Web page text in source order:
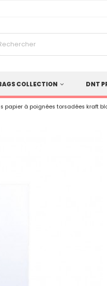
COLLECTION DNT
papier à poignées torsadées kraft